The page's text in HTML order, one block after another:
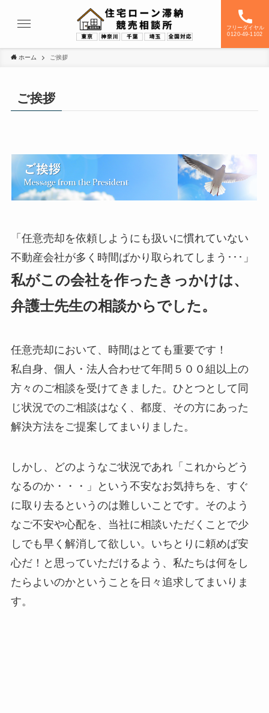
フリーダイヤル
0120-49-1102
ホーム ご挨拶
ご挨拶
「任意売却を依頼しようにも扱いに慣れていない
不動産会社が多く時間ばかり取られてしまう･･･」
私がこの会社を作ったきっかけは、
弁護士先生の相談からでした。
任意売却において、時間はとても重要です！
私自身、個人・法人合わせて年間５００組以上の
方々のご相談を受けてきました。ひとつとして同
じ状況でのご相談はなく、都度、その方にあった
解決方法をご提案してまいりました。
しかし、どのようなご状況であれ「これからどう
なるのか・・・」という不安なお気持ちを、すぐ
に取り去るというのは難しいことです。そのよう
なご不安や心配を、当社に相談いただくことで少
しでも早く解消して欲しい。いちとりに頼めば安
心だ！と思っていただけるよう、私たちは何をし
たらよいのかということを日々追求してまいりま
す。